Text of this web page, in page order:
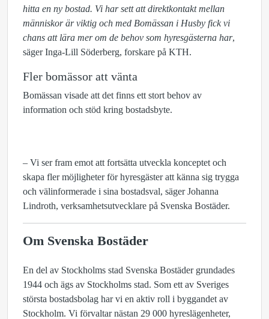
hitta en ny bostad. Vi har sett att direktkontakt mellan
människor är viktig och med Bomässan i Husby fick vi
chans att lära mer om de behov som hyresgästerna har,
säger Inga-Lill Söderberg, forskare på KTH.
Fler bomässor att vänta
Bomässan visade att det finns ett stort behov av
information och stöd kring bostadsbyte.
– Vi ser fram emot att fortsätta utveckla konceptet och
skapa fler möjligheter för hyresgäster att känna sig trygga
och välinformerade i sina bostadsval, säger Johanna
Lindroth, verksamhetsutvecklare på Svenska Bostäder.
Om Svenska Bostäder
En del av Stockholms stad Svenska Bostäder grundades
1944 och ägs av Stockholms stad. Som ett av Sveriges
största bostadsbolag har vi en aktiv roll i byggandet av
Stockholm. Vi förvaltar nästan 29 000 hyreslägenheter,